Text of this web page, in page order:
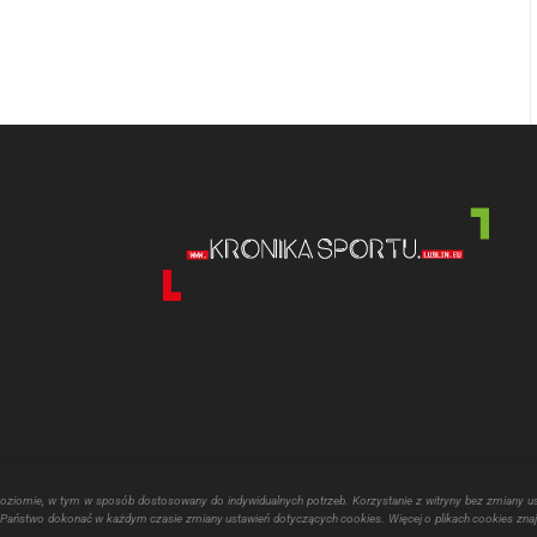
pisania kolejnych komentarzy.
w tym w sposób dostosowany do indywidualnych potrzeb. Korzystanie z witryny bez zmiany
dokonać w każdym czasie zmiany ustawień dotyczących cookies. Więcej o plikach cookies